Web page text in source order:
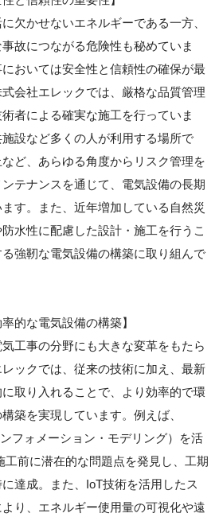
欠かせないエネルギーである一方、
故につながる危険性も秘めていま
おいては安全性と信頼性の確保が最
会社エレックでは、厳格な品質管理
者による確実な施工を行っていま
設など多くの人が利用する場所で
ど、あらゆる角度からリスク管理を
テナンスを通じて、電気設備の長期
す。また、近年増加している自然災
水性に配慮した設計・施工を行うこ
強靭な電気設備の構築に取り組んで
的な電気設備の構築】
工事の分野にも大きな変革をもたら
ックでは、従来の技術に加え、最新
取り入れることで、より効率的で環
築を実現しています。例えば、
フォメーション・モデリング）を活
工前に潜在的な問題点を発見し、工期
達成。また、IoT技術を活用したス
り、エネルギー使用量の可視化や遠